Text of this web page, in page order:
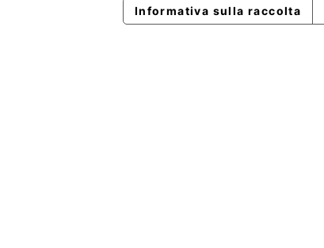
Informativa sulla raccolta